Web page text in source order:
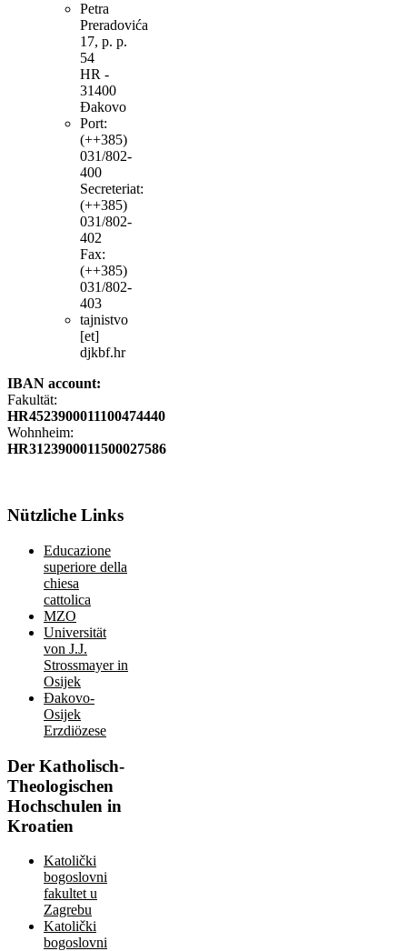
Petra
Preradovića
17, p. p.
54
HR -
31400
Đakovo
Port:
(++385)
031/802-
400
Secreteriat:
(++385)
031/802-
402
Fax:
(++385)
031/802-
403
tajnistvo
[et]
djkbf.hr
IBAN account:
Fakultät:
HR4523900011100474440
Wohnheim:
HR3123900011500027586
Nützliche Links
Educazione
superiore della
chiesa
cattolica
MZO
Universität
von J.J.
Strossmayer in
Osijek
Đakovo-
Osijek
Erzdiözese
Der Katholisch-
Theologischen
Hochschulen in
Kroatien
Katolički
bogoslovni
fakultet u
Zagrebu
Katolički
bogoslovni